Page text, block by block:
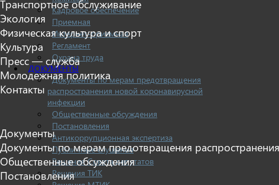
Кадровое обеспечение
Приемная
Интернет-приемная
Регламент
Охрана труда
ДОКУМЕНТЫ
Документы по мерам предотвращения
распространения новой коронавирусной
инфекции
Общественные обсуждения
Постановления
Антикоррупционная экспертиза
Публичные слушания
Решения Совета депутатов
Решения ТИК
Транспортное обслуживание
Экология
Физическая культура и спорт
Культура
Пресс — служба
Молодежная политика
Контакты
Документы
Документы по мерам предотвращения
Общественные обсуждения
Постановления